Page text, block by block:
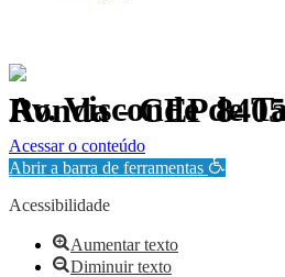
Av. Visconde de Taunay, 950 - Ronda -
Política de Privacidade.
Acessar o conteúdo
Abrir a barra de ferramentas
Acessibilidade
Aumentar texto
Diminuir texto